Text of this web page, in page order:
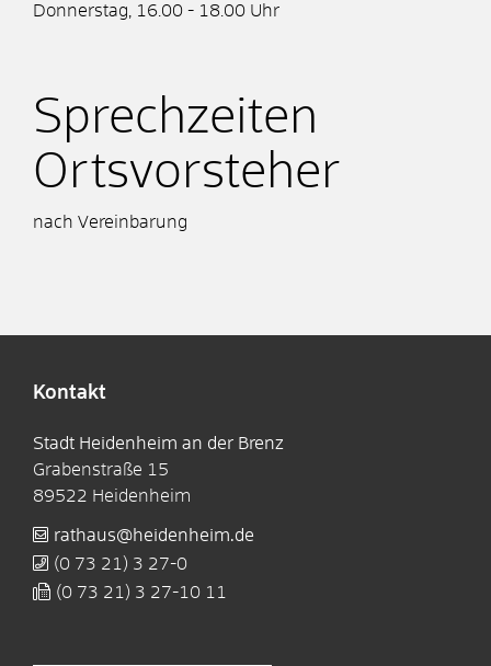
Donnerstag, 16.00 - 18.00 Uhr
Sprechzeiten
Ortsvorsteher
nach Vereinbarung
Kontakt
Stadt Heidenheim an der Brenz
Grabenstraße 15
89522 Heidenheim
rathaus@heidenheim.de
(0 73 21) 3 27-0
(0 73 21) 3 27-10 11